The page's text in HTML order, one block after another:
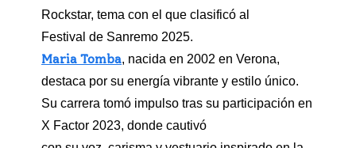
Rockstar, tema con el que clasificó al
Festival de Sanremo 2025.
Maria Tomba, nacida en 2002 en Verona,
destaca por su energía vibrante y estilo único.
Su carrera tomó impulso tras su participación en
X Factor 2023, donde cautivó